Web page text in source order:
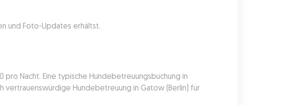
und Foto-Updates erhältst.
Nacht. Eine typische Hundebetreuungsbuchung in
vertrauenswürdige Hundebetreuung in Gatow (Berlin) für